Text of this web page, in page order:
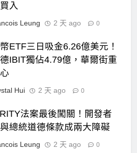
入
Leung 2 天 ago 0
ETF三日吸金6.26億美元！
IBIT獨佔4.79億，華爾街重
Hui 2 天 ago 0
法案最後闖關！開發者
總統道德條款成兩大障礙
Leung 2 天 ago 0